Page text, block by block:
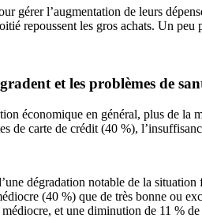
gérer l’augmentation de leurs
repoussent les gros achats. Un
et les problèmes de
économique en général, plus de la
de carte de crédit (40 %),
dégradation notable de la
(40 %) que de très bonne ou
et une diminution de 11 %